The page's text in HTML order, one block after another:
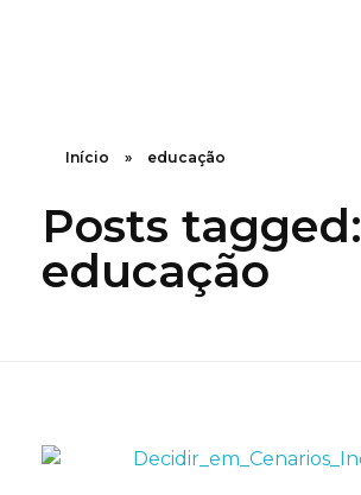
Início » educação
Posts tagged:
educação